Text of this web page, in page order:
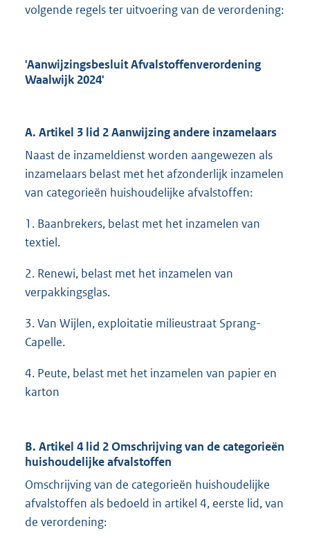
volgende regels ter uitvoering van de verordening:
'Aanwijzingsbesluit Afvalstoffenverordening
Waalwijk 2024'
A. Artikel 3 lid 2 Aanwijzing andere inzamelaars
Naast de inzameldienst worden aangewezen als
inzamelaars belast met het afzonderlijk inzamelen
van categorieën huishoudelijke afvalstoffen:
1. Baanbrekers, belast met het inzamelen van
textiel.
2. Renewi, belast met het inzamelen van
verpakkingsglas.
3. Van Wijlen, exploitatie milieustraat Sprang-
Capelle.
4. Peute, belast met het inzamelen van papier en
karton
B. Artikel 4 lid 2 Omschrijving van de categorieën
huishoudelijke afvalstoffen
Omschrijving van de categorieën huishoudelijke
afvalstoffen als bedoeld in artikel 4, eerste lid, van
de verordening: